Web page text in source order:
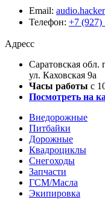
Email:
Телефон: +7 (927)
Адресс
Саратовская обл.
ул. Каховская 9а
Часы работы с
Посмотреть на
Внедорожные
Питбайки
Дорожные
Квадроциклы
Снегоходы
Запчасти
ГСМ/Масла
Экипировка